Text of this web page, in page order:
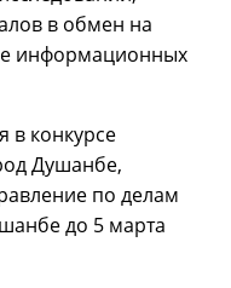
в обмен на
информационных
в конкурсе
Душанбе,
по делам
до 5 марта